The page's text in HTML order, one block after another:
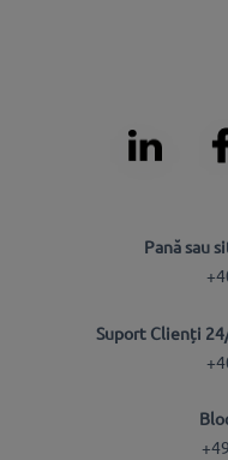
Pană sau
Suport Clienți